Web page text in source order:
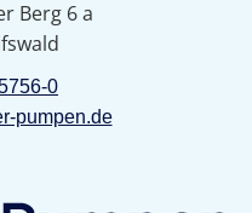
Berg 6 a
0
pumpen.de